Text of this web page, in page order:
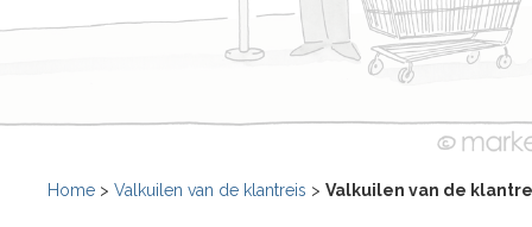
Home > Valkuilen van de klantreis > Valkuilen van de